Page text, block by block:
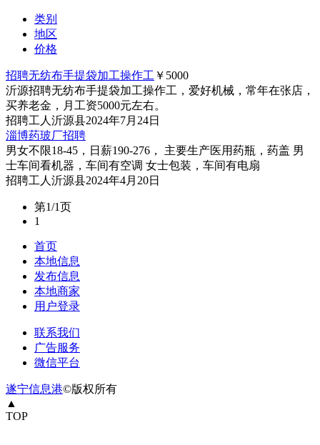
类别
地区
价格
招聘无纺布手提袋加工操作工 ￥5000
沂源招聘无纺布手提袋加工操作工，爱好机械，常年在张店，
买养老金，月工资5000元左右。
招聘工人 沂源县2024年7月24日
淄博药玻厂招聘
男女不限18-45，日薪190-276， 主要生产医用药瓶，药盖 男
士车间看机器，车间有空调 女士包装，车间有电扇
招聘工人 沂源县2024年4月20日
第1/1页
1
首页
本地信息
发布信息
本地商家
用户登录
联系我们
广告服务
微信平台
遂宁信息港©版权所有
▲
TOP